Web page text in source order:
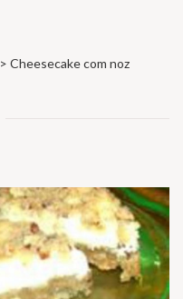
> Cheesecake com noz